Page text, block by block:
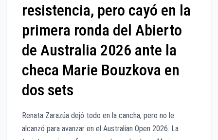
resistencia, pero cayó en la
primera ronda del Abierto
de Australia 2026 ante la
checa Marie Bouzkova en
dos sets
Renata Zarazúa dejó todo en la cancha, pero no le
alcanzó para avanzar en el Australian Open 2026. La